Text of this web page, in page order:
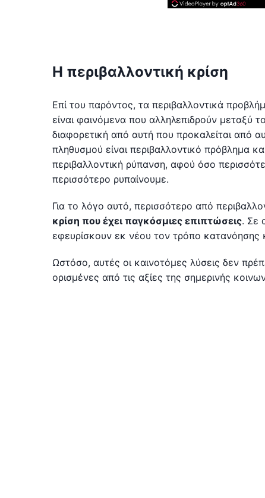
Η περιβαλλοντική κρίση
Επί του παρόντος, τα περιβαλλοντικά
είναι φαινόμενα που αλληλεπιδρούν μεταξύ
διαφορετική από αυτή που προκαλείται από
πληθυσμού είναι περιβαλλοντικό πρόβλημα
περιβαλλοντική ρύπανση, αφού όσο
περισσότερο ρυπαίνουμε.
Για το λόγο αυτό, περισσότερο από
κρίση που έχει παγκόσμιες επιπτώσεις. Σε
εφευρίσκουν εκ νέου τον τρόπο κατανόησης
Ωστόσο, αυτές οι καινοτόμες λύσεις δεν
ορισμένες από τις αξίες της σημερινής